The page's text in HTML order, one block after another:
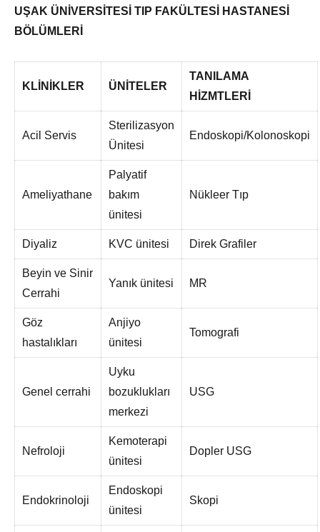
UŞAK ÜNİVERSİTESİ TIP FAKÜLTESİ HASTANESİ
BÖLÜMLERİ
KLİNİKLER ÜNİTELER
TANILAMA
HİZMTLERİ
Acil Servis
Sterilizasyon
Ünitesi
Endoskopi/Kolonoskopi
Ameliyathane
Palyatif
bakım
ünitesi
Nükleer Tıp
Diyaliz KVC ünitesi Direk Grafiler
Beyin ve Sinir
Cerrahi
Yanık ünitesi MR
Göz
hastalıkları
Anjiyo
ünitesi
Tomografi
Genel cerrahi
Uyku
bozuklukları
merkezi
USG
Nefroloji
Kemoterapi
ünitesi
Dopler USG
Endokrinoloji
Endoskopi
ünitesi
Skopi